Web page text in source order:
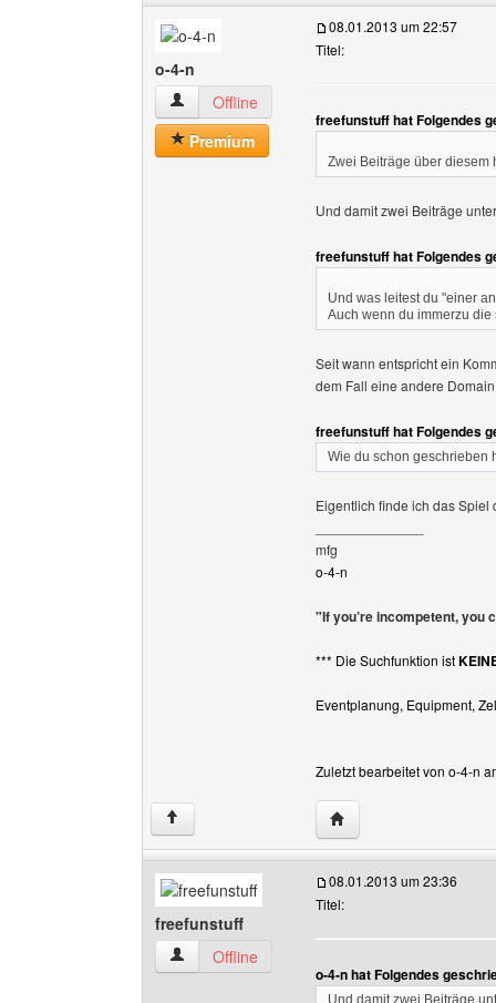
o-4-n
o-4-n Benutzer-Profile anzeigen
Offline
Premium
08.01.2013 um 22:57
Titel:
freefunstuff hat Folgendes
Zwei Beiträge über diesem
Und damit zwei Beiträge
freefunstuff hat Folgendes
Und was leitest du "einer
Auch wenn du immerzu
Seit wann entspricht ein
dem Fall eine andere
freefunstuff hat Folgendes
Wie du schon geschrieben
Eigentlich finde ich das Spiel
mfg
o-4-n
"If you’re incompetent, you
*** Die Suchfunktion ist
Eventplanung, Equipment,
Zuletzt bearbeitet von o-4-n
↑ Website dieses
freefunstuff
freefunstuff Benutzer-Profile anzeigen
Offline
08.01.2013 um 23:36
Titel:
o-4-n hat Folgendes
Und damit zwei Beiträge